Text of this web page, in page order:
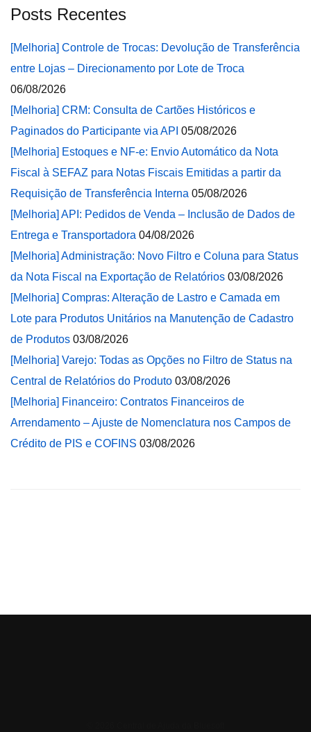
Posts Recentes
[Melhoria] Controle de Trocas: Devolução de Transferência
entre Lojas – Direcionamento por Lote de Troca
06/08/2026
[Melhoria] CRM: Consulta de Cartões Históricos e
Paginados do Participante via API 05/08/2026
[Melhoria] Estoques e NF-e: Envio Automático da Nota
Fiscal à SEFAZ para Notas Fiscais Emitidas a partir da
Requisição de Transferência Interna 05/08/2026
[Melhoria] API: Pedidos de Venda – Inclusão de Dados de
Entrega e Transportadora 04/08/2026
[Melhoria] Administração: Novo Filtro e Coluna para Status
da Nota Fiscal na Exportação de Relatórios 03/08/2026
[Melhoria] Compras: Alteração de Lastro e Camada em
Lote para Produtos Unitários na Manutenção de Cadastro
de Produtos 03/08/2026
[Melhoria] Varejo: Todas as Opções no Filtro de Status na
Central de Relatórios do Produto 03/08/2026
[Melhoria] Financeiro: Contratos Financeiros de
Arrendamento – Ajuste de Nomenclatura nos Campos de
Crédito de PIS e COFINS 03/08/2026